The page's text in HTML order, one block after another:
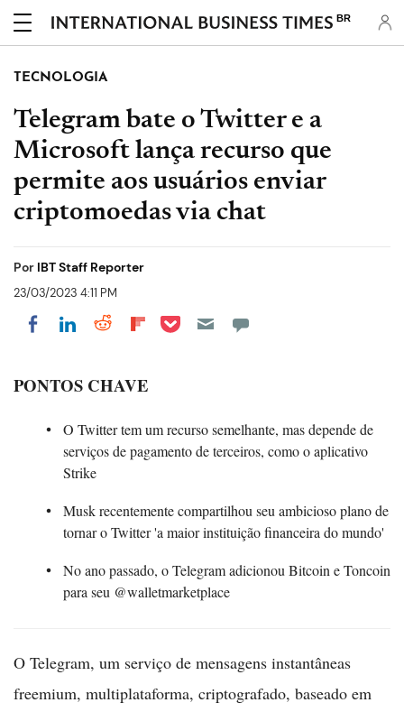
BR
TECNOLOGIA
Telegram bate o Twitter e a
Microsoft lança recurso que
permite aos usuários enviar
criptomoedas via chat
Por IBT Staff Reporter
23/03/2023 4:11 PM
Share on Facebook
Share on LinkedIn
Share on Reddit
Share on Flipboard
Share on Pocket
PONTOS CHAVE
O Twitter tem um recurso semelhante, mas depende de
serviços de pagamento de terceiros, como o aplicativo
Strike
Musk recentemente compartilhou seu ambicioso plano de
tornar o Twitter 'a maior instituição financeira do mundo'
No ano passado, o Telegram adicionou Bitcoin e Toncoin
para seu @walletmarketplace
O Telegram, um serviço de mensagens instantâneas
freemium, multiplataforma, criptografado, baseado em